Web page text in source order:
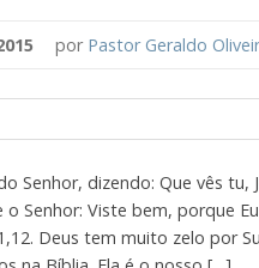
por Pastor Geraldo
Senhor, dizendo: Que vês tu,
Senhor: Viste bem, porque
Deus tem muito zelo por